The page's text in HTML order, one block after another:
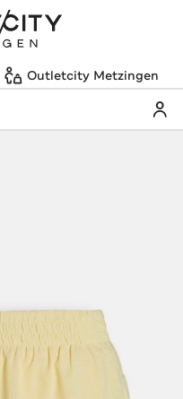
Outletcity Metzingen